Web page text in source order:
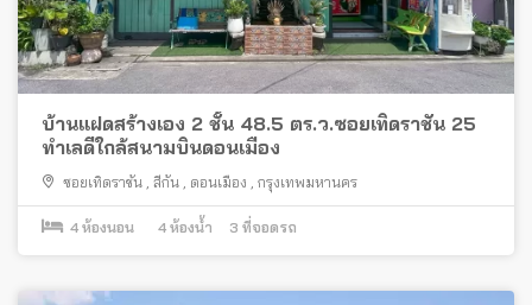
บ้านแฝดสร้างเอง 2 ชั้น 48.5 ตร.ว.ซอยเทิดราชัน 25
ทำเลดีใกล้สนามบินดอนเมือง
ซอยเทิดราชัน , สีกัน , ดอนเมือง , กรุงเทพมหานคร
4 ห้องนอน 4 ห้องน้ำ 3 ที่จอดรถ